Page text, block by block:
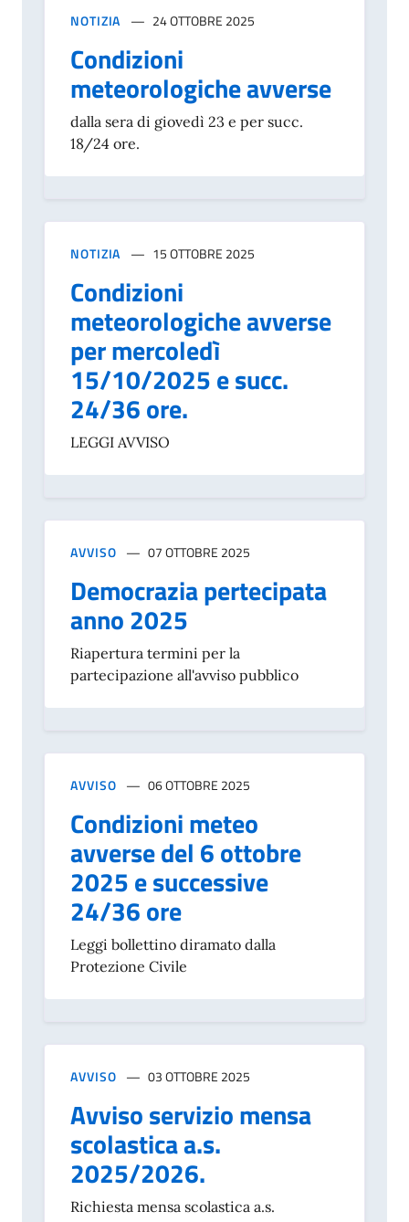
NOTIZIA 24 OTTOBRE 2025
Condizioni
meteorologiche avverse
dalla sera di giovedì 23 e per succ.
18/24 ore.
NOTIZIA 15 OTTOBRE 2025
Condizioni
meteorologiche avverse
per mercoledì
15/10/2025 e succ.
24/36 ore.
LEGGI AVVISO
AVVISO 07 OTTOBRE 2025
Democrazia pertecipata
anno 2025
Riapertura termini per la
partecipazione all'avviso pubblico
AVVISO 06 OTTOBRE 2025
Condizioni meteo
avverse del 6 ottobre
2025 e successive
24/36 ore
Leggi bollettino diramato dalla
Protezione Civile
AVVISO 03 OTTOBRE 2025
Avviso servizio mensa
scolastica a.s.
2025/2026.
Richiesta mensa scolastica a.s.